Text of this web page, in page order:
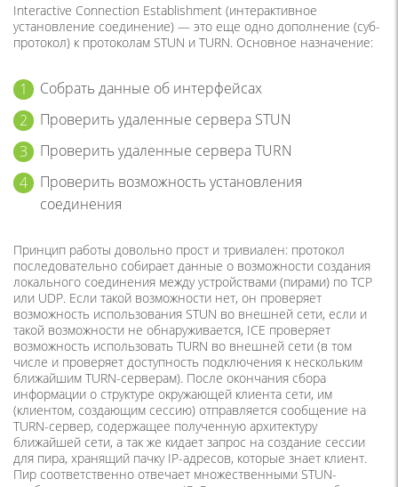
Interactive Connection Establishment (интерактивное
установление соединение) — это еще одно дополнение (суб-
протокол) к протоколам STUN и TURN. Основное назначение:
Собрать данные об интерфейсах
Проверить удаленные сервера STUN
Проверить удаленные сервера TURN
Проверить возможность установления
соединения
Принцип работы довольно прост и тривиален: протокол
последовательно собирает данные о возможности создания
локального соединения между устройствами (пирами) по TCP
или UDP. Если такой возможности нет, он проверяет
возможность использования STUN во внешней сети, если и
такой возможности не обнаруживается, ICE проверяет
возможность использовать TURN во внешней сети (в том
числе и проверяет доступность подключения к нескольким
ближайшим TURN-серверам). После окончания сбора
информации о структуре окружающей клиента сети, им
(клиентом, создающим сессию) отправляется сообщение на
TURN-сервер, содержащее полученную архитектуру
ближайшей сети, а так же кидает запрос на создание сессии
для пира, хранящий пачку IP-адресов, которые знает клиент.
Пир соответственно отвечает множественными STUN-